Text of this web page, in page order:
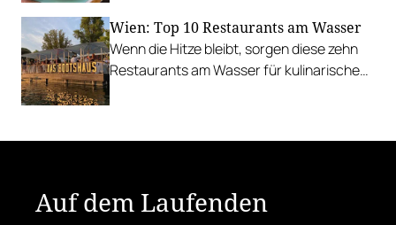
Wien: Top 10 Restaurants am Wasser
Wenn die Hitze bleibt, sorgen diese zehn
Restaurants am Wasser für kulinarische
Auf dem Laufenden